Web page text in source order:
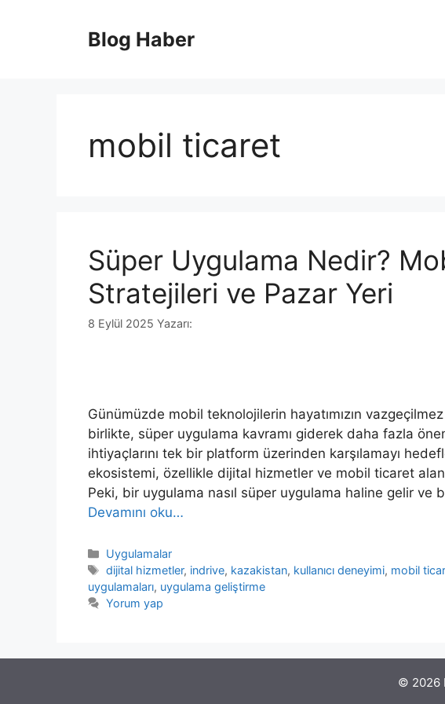
Blog Haber
mobil ticaret
Süper Uygulama Nedir?
Stratejileri ve Pazar Yeri
8 Eylül 2025 Yazarı:
Günümüzde mobil teknolojilerin hayatımızın
birlikte, süper uygulama kavramı giderek daha fazla önem
ihtiyaçlarını tek bir platform üzerinden karşılamayı
ekosistemi, özellikle dijital hizmetler ve mobil ticaret
Peki, bir uygulama nasıl süper uygulama haline gelir ve
Devamını oku…
Kategoriler
Uygulamalar
Etiketler
dijital hizmetler, indrive, kazakistan, kullanıcı deneyimi, mobil
uygulamaları, uygulama geliştirme
Yorum yap
© 2026